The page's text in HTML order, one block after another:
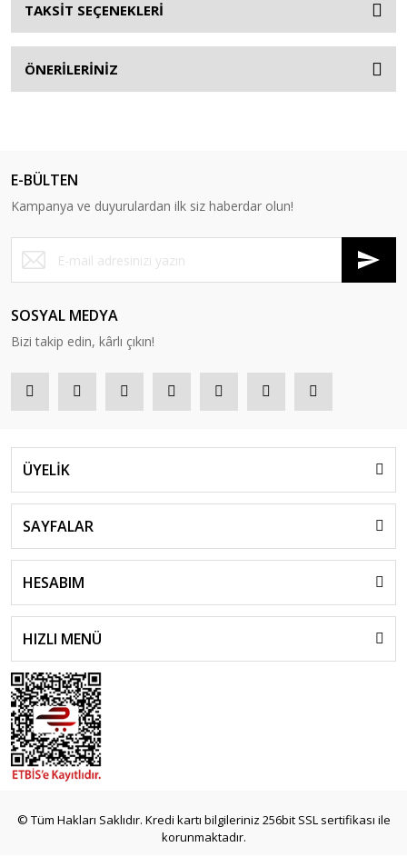
TAKSİT SEÇENEKLERİ
ÖNERİLERİNİZ
E-BÜLTEN
Kampanya ve duyurulardan ilk siz haberdar olun!
SOSYAL MEDYA
Bizi takip edin, kârlı çıkın!
ÜYELİK
SAYFALAR
HESABIM
HIZLI MENÜ
© Tüm Hakları Saklıdır. Kredi kartı bilgileriniz 256bit SSL sertifikası ile
korunmaktadır.